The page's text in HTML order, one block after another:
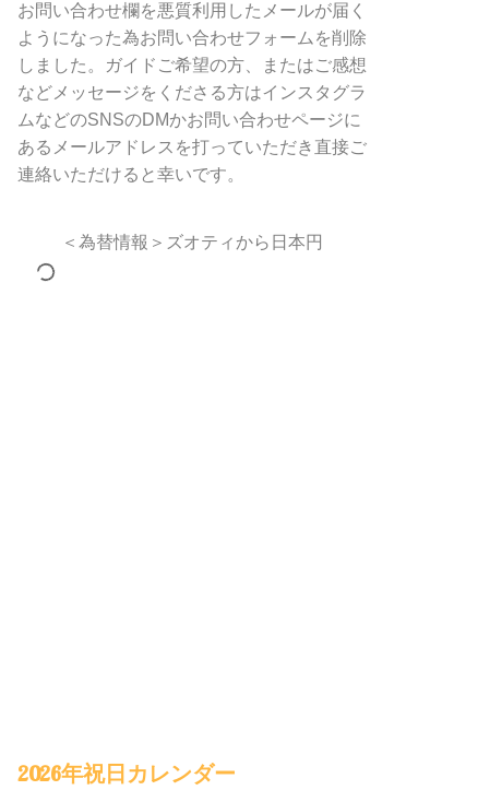
お問い合わせ欄を悪質利用したメールが届く
ようになった為お問い合わせフォームを削除
しました。ガイドご希望の方、またはご感想
などメッセージをくださる方はインスタグラ
ムなどのSNSのDMかお問い合わせページに
あるメールアドレスを打っていただき直接ご
連絡いただけると幸いです。
＜為替情報＞ズオティから日本円
2026年祝日カレンダー